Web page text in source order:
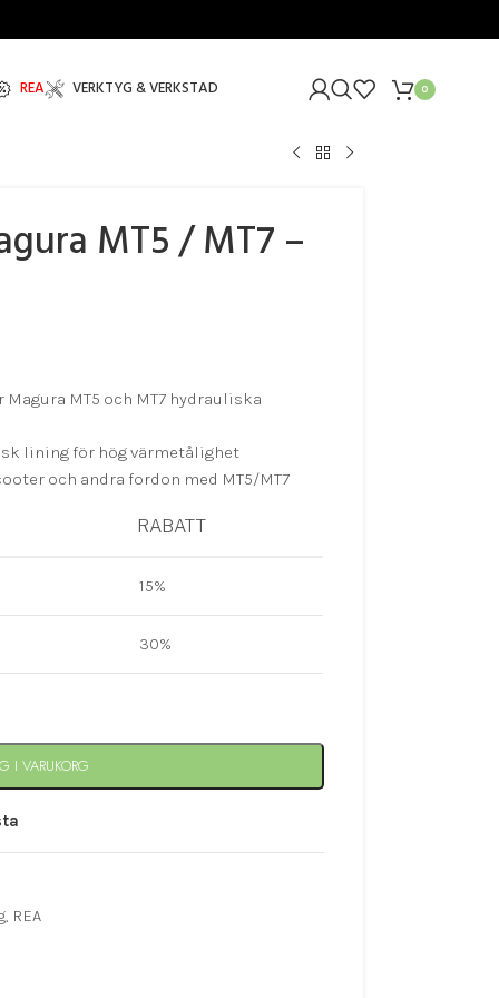
REA VERKTYG & VERKSTAD 0
MT5 / MT7 –
MT5 och MT7 hydrauliska
lining för hög värmetålighet
och andra fordon med MT5/MT7
RABATT
15%
30%
I VARUKORG
, REA